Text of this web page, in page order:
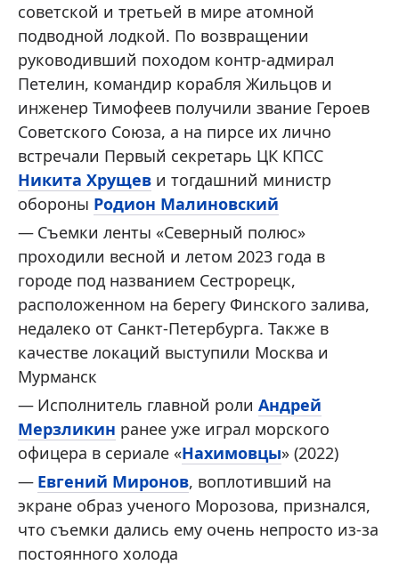
советской и третьей в мире атомной
подводной лодкой. По возвращении
руководивший походом контр-адмирал
Петелин, командир корабля Жильцов и
инженер Тимофеев получили звание Героев
Советского Союза, а на пирсе их лично
встречали Первый секретарь ЦК КПСС
Никита Хрущев и тогдашний министр
обороны Родион Малиновский
Съемки ленты «Северный полюс»
проходили весной и летом 2023 года в
городе под названием Сестрорецк,
расположенном на берегу Финского залива,
недалеко от Санкт-Петербурга. Также в
качестве локаций выступили Москва и
Мурманск
Исполнитель главной роли Андрей
Мерзликин ранее уже играл морского
офицера в сериале «Нахимовцы» (2022)
Евгений Миронов, воплотивший на
экране образ ученого Морозова, признался,
что съемки дались ему очень непросто из-за
постоянного холода